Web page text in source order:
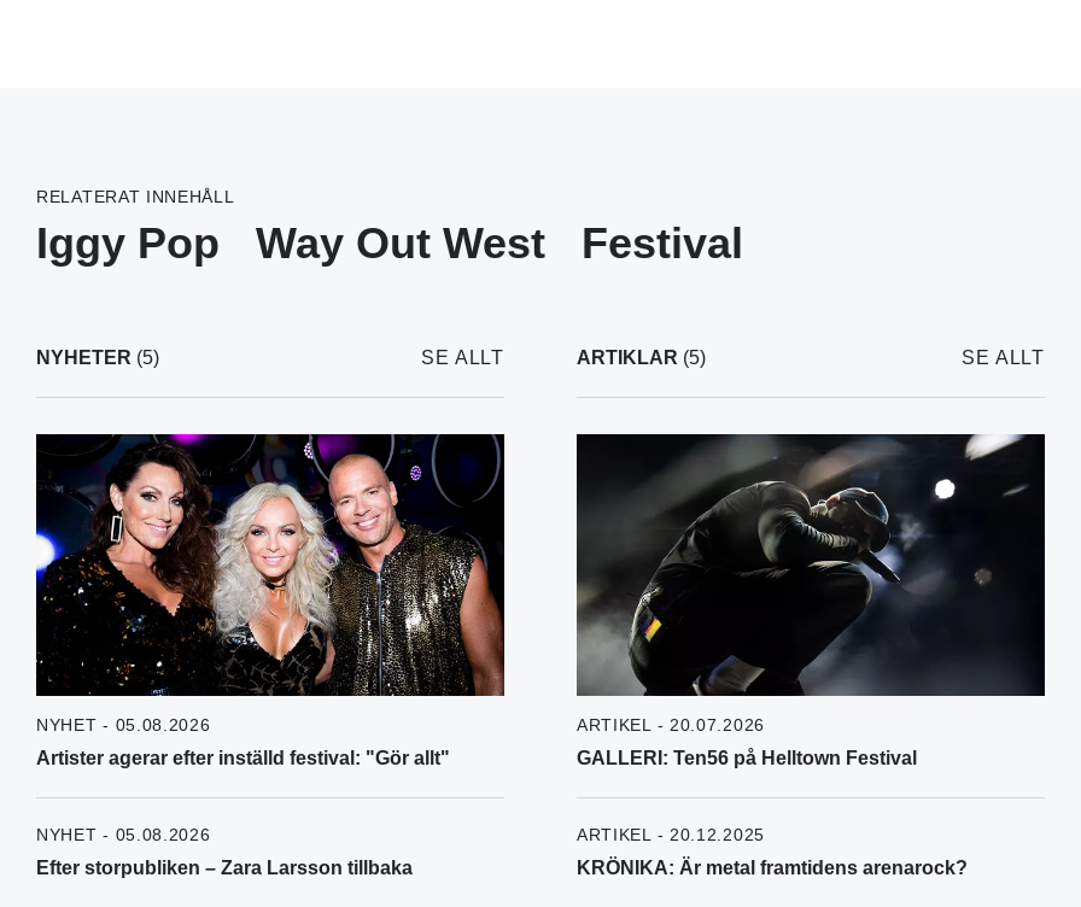
RELATERAT INNEHÅLL
Iggy Pop Way Out West Festival
NYHETER (5) SE ALLT
NYHET - 05.08.2026
Artister agerar efter inställd festival: "Gör allt"
NYHET - 05.08.2026
Efter storpubliken – Zara Larsson tillbaka
ARTIKLAR (5) SE ALLT
ARTIKEL - 20.07.2026
GALLERI: Ten56 på Helltown Festival
ARTIKEL - 20.12.2025
KRÖNIKA: Är metal framtidens arenarock?